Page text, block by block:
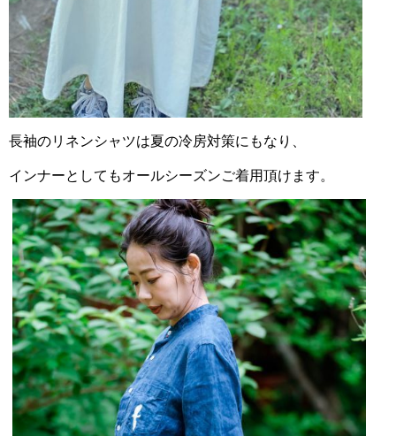
長袖のリネンシャツは夏の冷房対策にもなり、
インナーとしてもオールシーズンご着用頂けます。